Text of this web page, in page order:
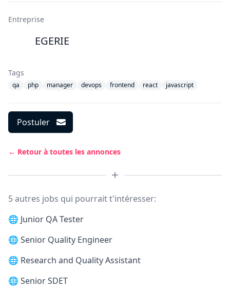
Entreprise
EGERIE
Tags
qa php manager devops frontend react javascript
Postuler
← Retour à toutes les annonces
5 autres jobs qui pourrait t'intéresser:
🌐 Junior QA Tester
🌐 Senior Quality Engineer
🌐 Research and Quality Assistant
🌐 Senior SDET